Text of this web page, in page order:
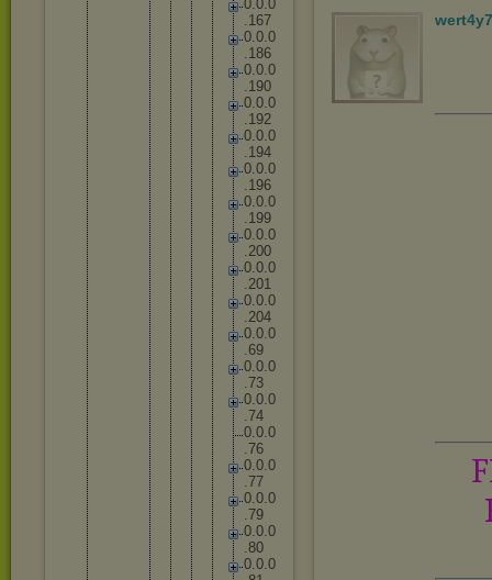
0.0.0
.167
0.0.0
.186
0.0.0
.190
0.0.0
.192
0.0.0
.194
0.0.0
.196
0.0.0
.199
0.0.0
.200
0.0.0
.201
0.0.0
.204
0.0.0
.69
0.0.0
.73
0.0.0
.74
0.0.0
.76
0.0.0
.77
0.0.0
.79
0.0.0
.80
0.0.0